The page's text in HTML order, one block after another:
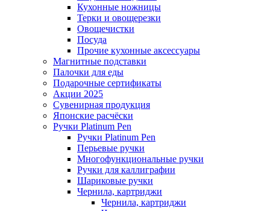
Кухонные ножницы
Терки и овощерезки
Овощечистки
Посуда
Прочие кухонные аксессуары
Магнитные подставки
Палочки для еды
Подарочные сертификаты
Акции 2025
Сувенирная продукция
Японские расчёски
Ручки Platinum Pen
Ручки Platinum Pen
Перьевые ручки
Многофункциональные ручки
Ручки для каллиграфии
Шариковые ручки
Чернила, картриджи
Чернила, картриджи